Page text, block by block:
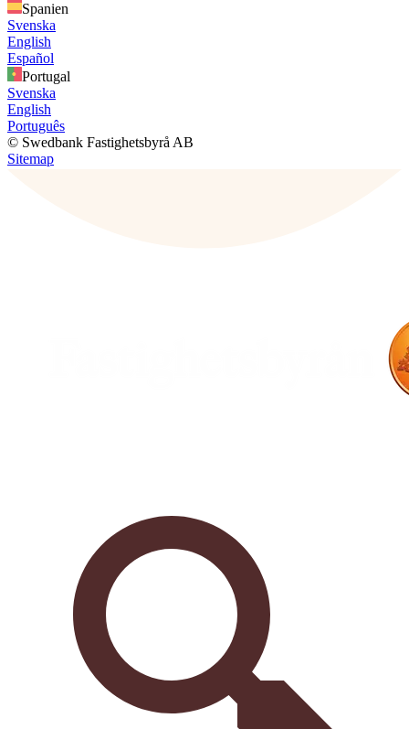
Spanien
Svenska
English
Español
Portugal
Svenska
English
Português
© Swedbank Fastighetsbyrå AB
Sitemap